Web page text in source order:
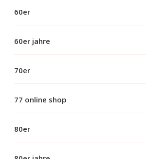
60er
60er jahre
70er
77 online shop
80er